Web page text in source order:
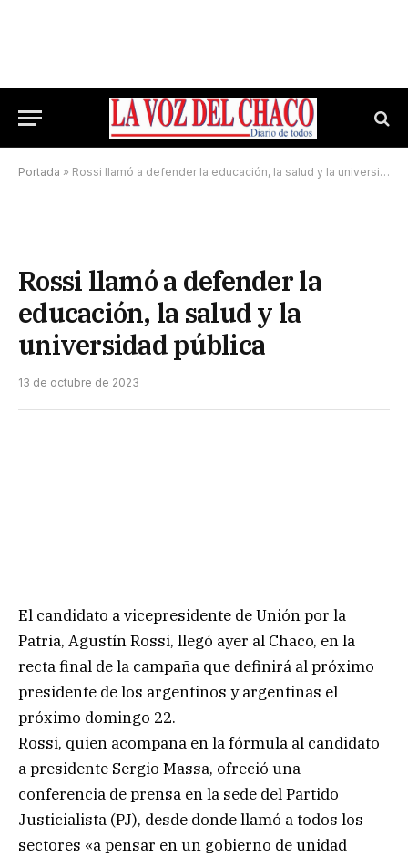
Portada » Rossi llamó a defender la educación, la salud y la universidad pública
Rossi llamó a defender la
educación, la salud y la
universidad pública
13 de octubre de 2023
El candidato a vicepresidente de Unión por la
Patria, Agustín Rossi, llegó ayer al Chaco, en la
recta final de la campaña que definirá al próximo
presidente de los argentinos y argentinas el
próximo domingo 22.
Rossi, quien acompaña en la fórmula al candidato
a presidente Sergio Massa, ofreció una
conferencia de prensa en la sede del Partido
Justicialista (PJ), desde donde llamó a todos los
sectores «a pensar en un gobierno de unidad